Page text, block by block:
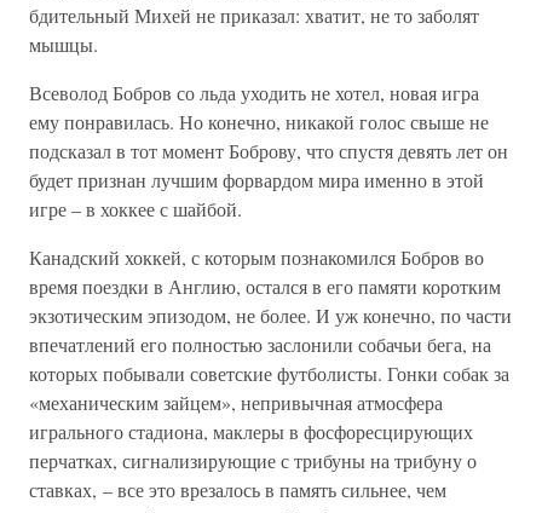
бдительный Михей не приказал: хватит, не то заболят
мышцы.
Всеволод Бобров со льда уходить не хотел, новая игра
ему понравилась. Но конечно, никакой голос свыше не
подсказал в тот момент Боброву, что спустя девять лет он
будет признан лучшим форвардом мира именно в этой
игре – в хоккее с шайбой.
Канадский хоккей, с которым познакомился Бобров во
время поездки в Англию, остался в его памяти коротким
экзотическим эпизодом, не более. И уж конечно, по части
впечатлений его полностью заслонили собачьи бега, на
которых побывали советские футболисты. Гонки собак за
«механическим зайцем», непривычная атмосфера
игрального стадиона, маклеры в фосфоресцирующих
перчатках, сигнализирующие с трибуны на трибуну о
ставках, – все это врезалось в память сильнее, чем